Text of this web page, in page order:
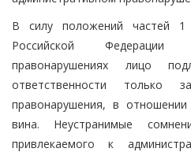
В силу положений частей
Российской Федерации
правонарушениях лицо
ответственности только
правонарушения, в
вина. Неустранимые
привлекаемого к